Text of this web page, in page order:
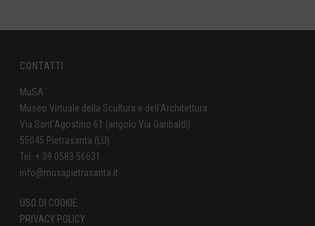
CONTATTI
MuSA
Museo Virtuale della Scultura e dell'Architettura
Via Sant'Agostino 61 (angolo Via Garibaldi)
55045 Pietrasanta (LU)
Tel. + 39 0583 56631
info@musapietrasanta.it
USO DI COOKIE
PRIVACY POLICY